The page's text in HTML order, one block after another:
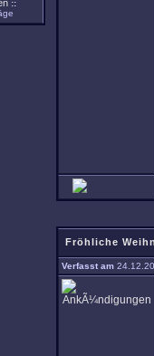
::
Fröhliche
Verfasst am